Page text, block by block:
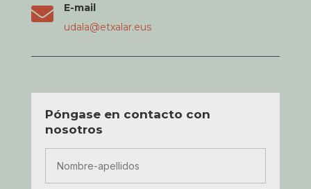

E-mail
udala@etxalar.eus
Póngase en contacto con
nosotros